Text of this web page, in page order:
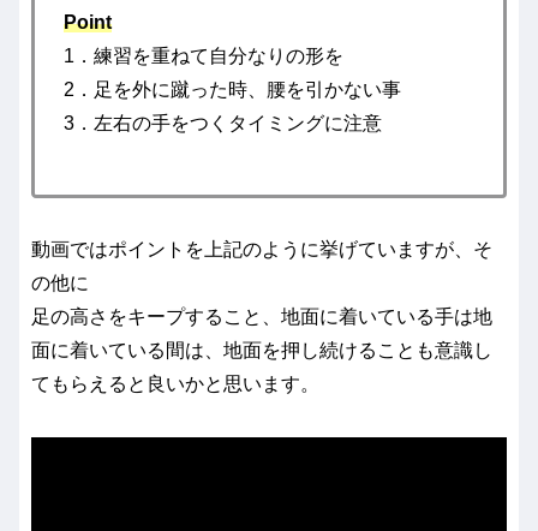
Point
1．練習を重ねて自分なりの形を
2．足を外に蹴った時、腰を引かない事
3．左右の手をつくタイミングに注意
動画ではポイントを上記のように挙げていますが、そ
の他に
足の高さをキープすること、地面に着いている手は地
面に着いている間は、地面を押し続けることも意識し
てもらえると良いかと思います。